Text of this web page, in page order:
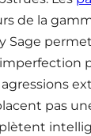
de la
Sage
pas